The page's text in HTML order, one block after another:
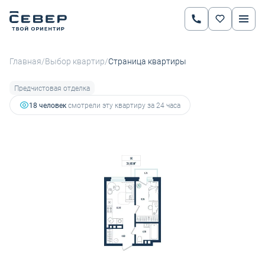
Главная/Выбор квартир/Страница квартиры
Предчистовая отделка
18 человексмотрели эту квартиру за 24 часа